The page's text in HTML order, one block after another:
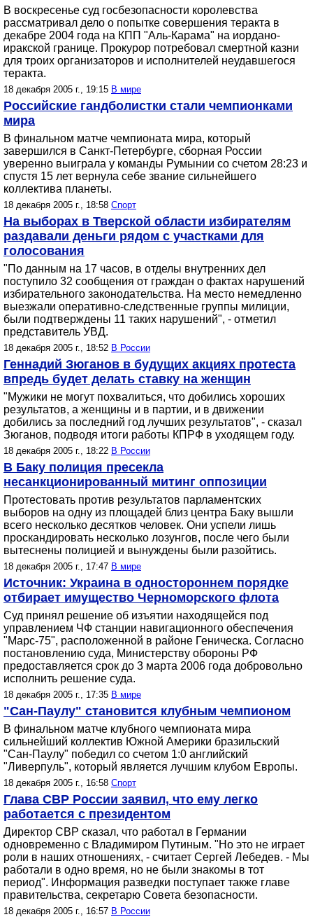
В воскресенье суд госбезопасности королевства
рассматривал дело о попытке совершения теракта в
декабре 2004 года на КПП "Аль-Карама" на иордано-
иракской границе. Прокурор потребовал смертной казни
для троих организаторов и исполнителей неудавшегося
теракта.
18 декабря 2005 г., 19:15 В мире
Российские гандболистки стали чемпионками
мира
В финальном матче чемпионата мира, который
завершился в Санкт-Петербурге, сборная России
уверенно выиграла у команды Румынии со счетом 28:23 и
спустя 15 лет вернула себе звание сильнейшего
коллектива планеты.
18 декабря 2005 г., 18:58 Спорт
На выборах в Тверской области избирателям
раздавали деньги рядом с участками для
голосования
"По данным на 17 часов, в отделы внутренних дел
поступило 32 сообщения от граждан о фактах нарушений
избирательного законодательства. На место немедленно
выезжали оперативно-следственные группы милиции,
были подтверждены 11 таких нарушений", - отметил
представитель УВД.
18 декабря 2005 г., 18:52 В России
Геннадий Зюганов в будущих акциях протеста
впредь будет делать ставку на женщин
"Мужики не могут похвалиться, что добились хороших
результатов, а женщины и в партии, и в движении
добились за последний год лучших результатов", - сказал
Зюганов, подводя итоги работы КПРФ в уходящем году.
18 декабря 2005 г., 18:22 В России
В Баку полиция пресекла
несанкционированный митинг оппозиции
Протестовать против результатов парламентских
выборов на одну из площадей близ центра Баку вышли
всего несколько десятков человек. Они успели лишь
проскандировать несколько лозунгов, после чего были
вытеснены полицией и вынуждены были разойтись.
18 декабря 2005 г., 17:47 В мире
Источник: Украина в одностороннем порядке
отбирает имущество Черноморского флота
Суд принял решение об изъятии находящейся под
управлением ЧФ станции навигационного обеспечения
"Марс-75", расположенной в районе Геническа. Согласно
постановлению суда, Министерству обороны РФ
предоставляется срок до 3 марта 2006 года добровольно
исполнить решение суда.
18 декабря 2005 г., 17:35 В мире
"Сан-Паулу" становится клубным чемпионом
В финальном матче клубного чемпионата мира
сильнейший коллектив Южной Америки бразильский
"Сан-Паулу" победил со счетом 1:0 английский
"Ливерпуль", который является лучшим клубом Европы.
18 декабря 2005 г., 16:58 Спорт
Глава СВР России заявил, что ему легко
работается с президентом
Директор СВР сказал, что работал в Германии
одновременно с Владимиром Путиным. "Но это не играет
роли в наших отношениях, - считает Сергей Лебедев. - Мы
работали в одно время, но не были знакомы в тот
период". Информация разведки поступает также главе
правительства, секретарю Совета безопасности.
18 декабря 2005 г., 16:57 В России